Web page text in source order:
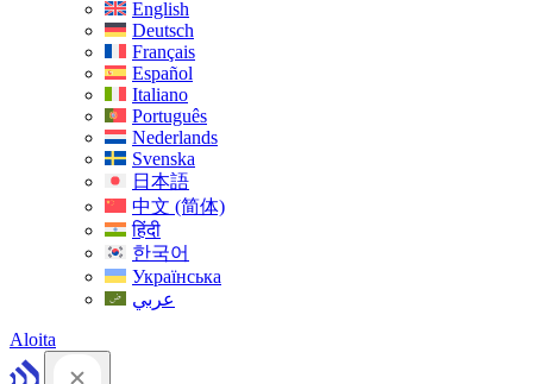
English
Deutsch
Français
Español
Italiano
Português
Nederlands
Svenska
日本語
中文 (简体)
हिंदी
한국어
Українська
عربي
Aloita